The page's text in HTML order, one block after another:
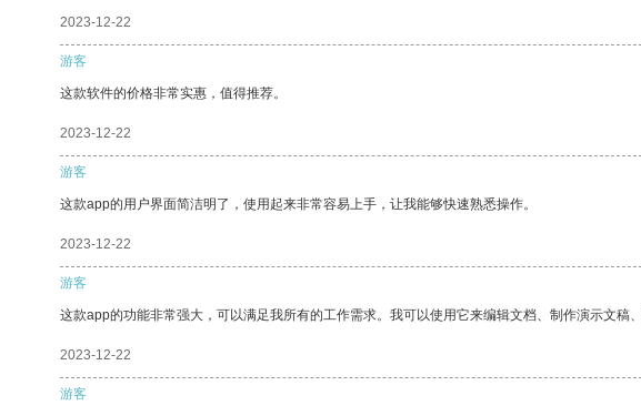
2023-12-22
游客
这款软件的价格非常实惠，值得推荐。
2023-12-22
游客
这款app的用户界面简洁明了，使用起来非常容易上手，让我能够快速熟悉操作。
2023-12-22
游客
这款app的功能非常强大，可以满足我所有的工作需求。我可以使用它来编辑文档、制作演示文稿
2023-12-22
游客